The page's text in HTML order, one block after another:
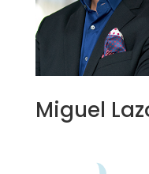
Miguel